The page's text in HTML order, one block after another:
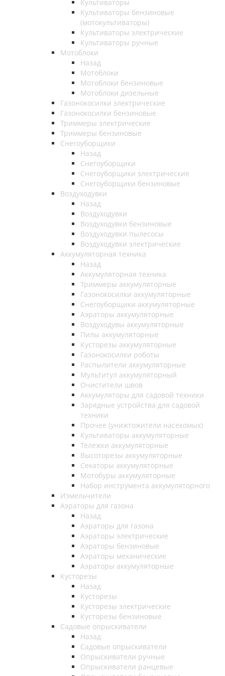
Культиваторы
Культиваторы бензиновые
(мотокультиваторы)
Культиваторы электрические
Культиваторы ручные
Мотоблоки
Назад
Мотоблоки
Мотоблоки бензиновые
Мотоблоки дизельные
Газонокосилки электрические
Газонокосилки бензиновые
Триммеры электрические
Триммеры бензиновые
Снегоуборщики
Назад
Снегоуборщики
Снегоуборщики электрические
Снегоуборщики бензиновые
Воздуходувки
Назад
Воздуходувки
Воздуходувки бензиновые
Воздуходувки пылесосы
Воздуходувки электрические
Аккумуляторная техника
Назад
Аккумуляторная техника
Триммеры аккумуляторные
Газонокосилки аккумуляторные
Снегоуборщики аккумуляторные
Аэраторы аккумуляторные
Воздуходувы аккумуляторные
Пилы аккумуляторные
Кусторезы аккумуляторные
Газонокосилки роботы
Распылители аккумуляторные
Мультитул аккумуляторный
Очистители швов
Аккумуляторы для садовой техники
Зарядные устройства для садовой
техники
Прочее (унижтожители насекомых)
Культиваторы аккумуляторные
Тележки аккумуляторные
Высоторезы аккумуляторные
Секаторы аккумуляторные
Мотобуры аккумуляторные
Набор инструмента аккумуляторного
Измельчители
Аэраторы для газона
Назад
Аэраторы для газона
Аэраторы электрические
Аэраторы бензиновые
Аэраторы механические
Аэраторы аккумуляторные
Кусторезы
Назад
Кусторезы
Кусторезы электрические
Кусторезы бензиновые
Садовые опрыскиватели
Назад
Садовые опрыскиватели
Опрыскиватели ручные
Опрыскиватели ранцевые